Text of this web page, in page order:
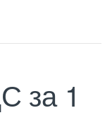
за 1